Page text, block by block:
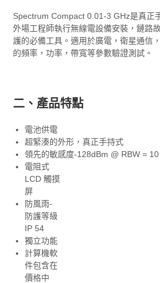
Spectrum Compact 0.01-3 GHz是真正
外場工程師執行無線電設備安裝，鏈路
護的必備工具。適用於廣電，衛星通信
的頻率，功率，帶寬等參數驗證測試。
二、產品特點
電池供電
超緊湊的外形，真正手持式
領先的敏感度-128dBm @ RBW =
電阻式
LCD 觸摸
屏
防風雨-
防護等級
IP 54
獨立功能
計算機軟
件包含在
價格中